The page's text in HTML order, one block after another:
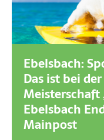
Ebelsbach:
Das ist bei
Ebelsbach
Mainpost